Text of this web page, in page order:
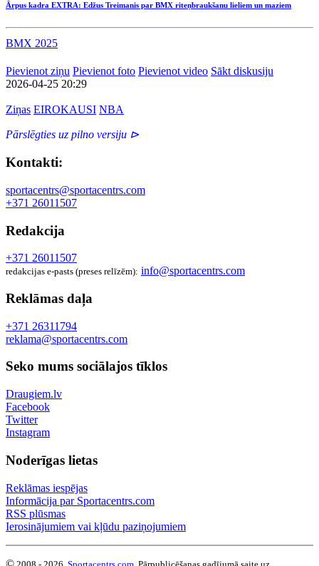
Ārpus kadra EXTRA: Edžus Treimanis par BMX riteņbraukšanu lieliem un maziem
BMX 2025
Pievienot ziņu Pievienot foto Pievienot video Sākt diskusiju
2026-04-25 20:29
Ziņas EIROKAUSI NBA
Pārslēgties uz pilno versiju ⊳
Kontakti:
sportacentrs@sportacentrs.com
+371 26011507
Redakcija
+371 26011507
redakcijas e-pasts (preses relīzēm): info@sportacentrs.com
Reklāmas daļa
+371 26311794
reklama@sportacentrs.com
Seko mums sociālajos tīklos
Draugiem.lv
Facebook
Twitter
Instagram
Noderīgas lietas
Reklāmas iespējas
Informācija par Sportacentrs.com
RSS plūsmas
Ierosinājumiem vai kļūdu paziņojumiem
©